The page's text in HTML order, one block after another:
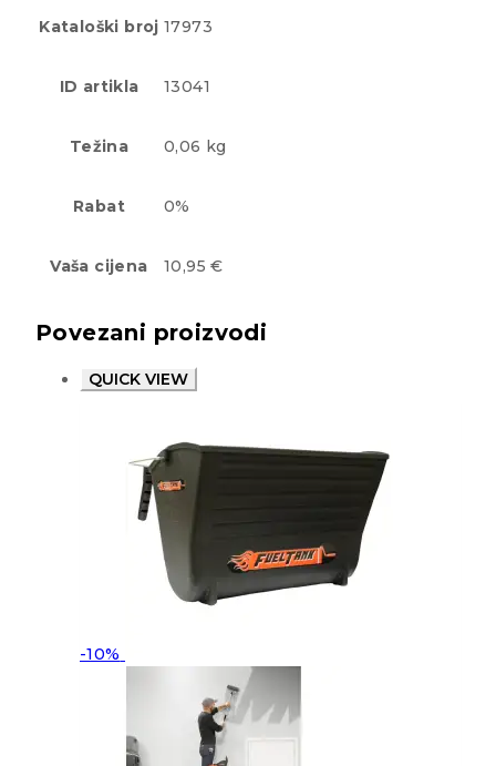
Kataloški broj 17973
ID artikla 13041
Težina 0,06 kg
Rabat 0%
Vaša cijena 10,95 €
Povezani proizvodi
QUICK VIEW
-10%